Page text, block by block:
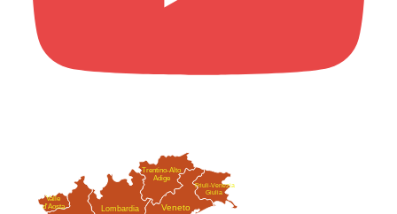
Valle
d'Aosta
Friuli-Venezia
Giulia
Lombardia
Trentino-Alto
Adige
Veneto